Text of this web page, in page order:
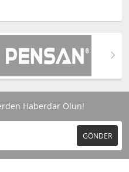
Haberdar Olun!
GÖNDER